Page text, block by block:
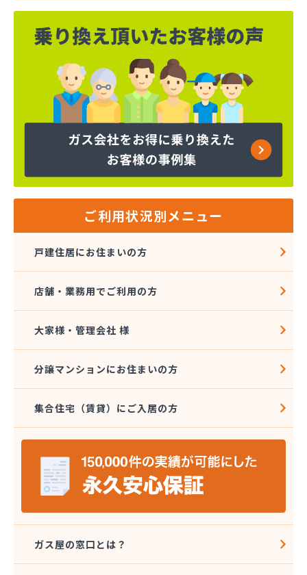
ご利用状況別メニュー
戸建住居にお住まいの方
店舗・業務用でご利用の方
大家様・管理会社 様
分譲マンションにお住まいの方
集合住宅（賃貸）にご入居の方
ガス屋の窓口とは？